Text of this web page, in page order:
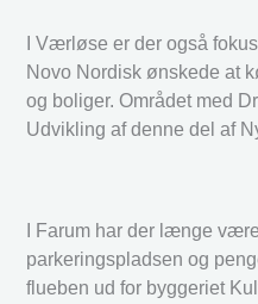
I Værløse er der også
Novo Nordisk ønskede at
og boliger. Området med
Udvikling af denne del af
I Farum har der længe
parkeringspladsen og
flueben ud for byggeriet